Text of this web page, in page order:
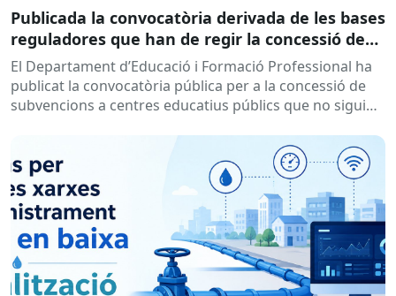
Publicada la convocatòria derivada de les bases
reguladores que han de regir la concessió de
subvencions a centres educatius, per al
desenvolupament de programes de formació i
inserció, durant el curs 2026-2027
El Departament d’Educació i Formació Professional ha
publicat la convocatòria pública per a la concessió de
subvencions a centres educatius públics que no siguin